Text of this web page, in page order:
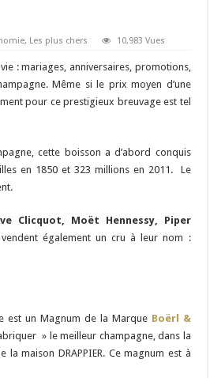
, Les plus chers 10,983 Vues
: mariages, anniversaires, promotions,
Même si le prix moyen d’une
pour ce prestigieux breuvage est tel
cette boisson a d’abord conquis
en 1850 et 323 millions en 2011. Le
Clicquot, Moët Hennessy, Piper
également un cru à leur nom :
est un Magnum de la Marque Boërl &
» le meilleur champagne, dans la
maison DRAPPIER. Ce magnum est à